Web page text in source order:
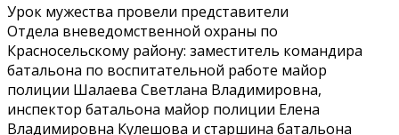
Урок мужества провели представители
Отдела вневедомственной охраны по
Красносельскому району: заместитель командира
батальона по воспитательной работе майор
полиции Шалаева Светлана Владимировна,
инспектор батальона майор полиции Елена
Владимировна Кулешова и старшина батальона